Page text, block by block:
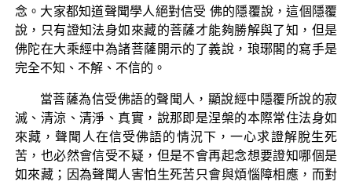
念。大家都知道聲聞學人絕對信受 佛的隱覆說，這個隱覆
說，只有證知法身如來藏的菩薩才能夠勝解與了知，但是
佛陀在大乘經中為諸菩薩開示的了義說，琅琊閣的寫手是
完全不知、不解、不信的。
當菩薩為信受佛語的聲聞人，顯說經中隱覆所說的寂
滅、清涼、清淨、真實，說那即是涅槃的本際常住法身如
來藏，聲聞人在信受佛語的情況下，一心求證解脫生死
苦，也必然會信受不疑，但是不會再起念想要證知哪個是
如來藏；因為聲聞人害怕生死苦只會與煩惱障相應，而對